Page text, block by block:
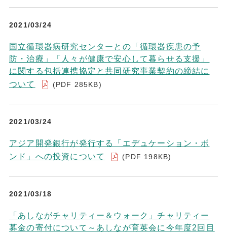
2021/03/24
国立循環器病研究センターとの「循環器疾患の予
防・治療」「人々が健康で安心して暮らせる支援」
に関する包括連携協定と共同研究事業契約の締結に
ついて
(PDF 285KB)
2021/03/24
アジア開発銀行が発行する「エデュケーション・ボ
ンド」への投資について
(PDF 198KB)
2021/03/18
「あしながチャリティー＆ウォーク」チャリティー
募金の寄付について～あしなが育英会に今年度2回目